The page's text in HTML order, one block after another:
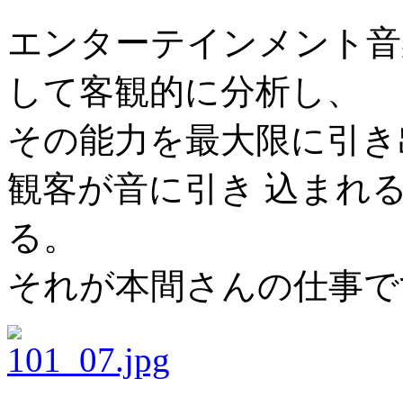
エンターテインメント
して客観的に分析し、
その能力を最大限に引
観客が音に引き 込まれ
る。
それが本間さんの仕事